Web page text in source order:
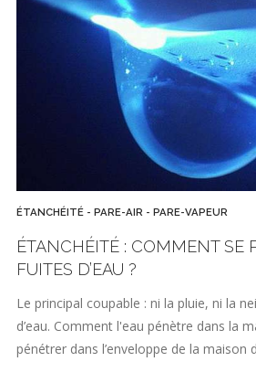
ÉTANCHÉITÉ - PARE-AIR - PARE-VAPEUR
ÉTANCHÉITÉ : COMMENT SE
FUITES D’EAU ?
Le principal coupable : ni la pluie, ni la
d’eau. Comment l'eau pénètre dans la
pénétrer dans l’enveloppe de la maison